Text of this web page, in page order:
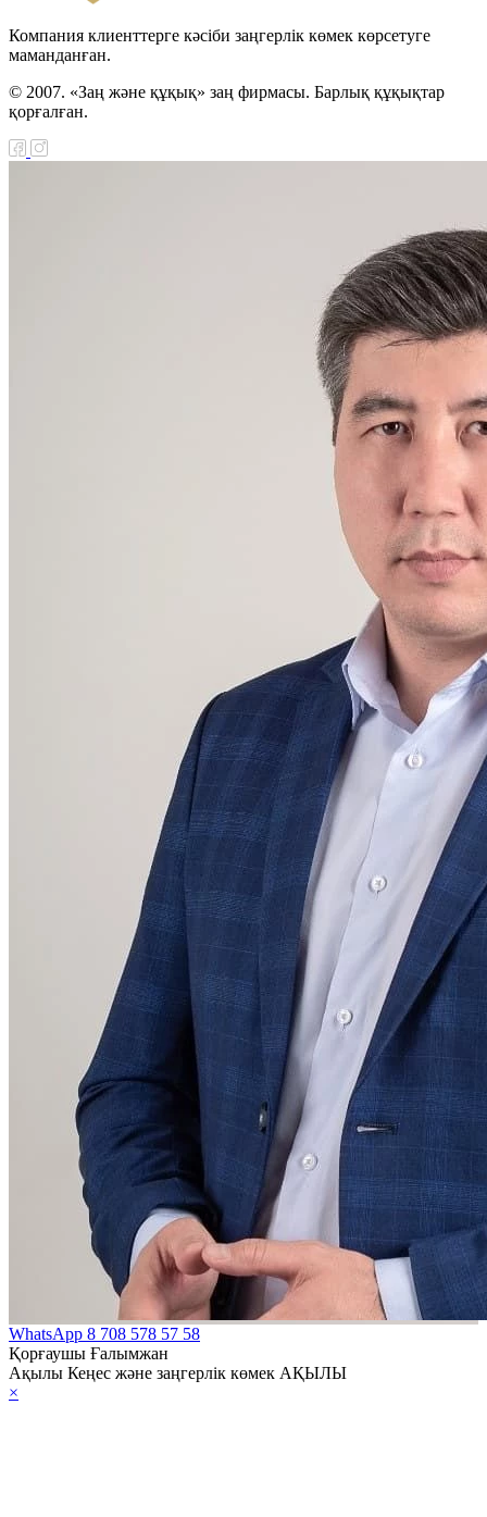
Компания клиенттерге кәсіби заңгерлік көмек көрсетуге
маманданған.
© 2007. «Заң және құқық» заң фирмасы. Барлық құқықтар
қорғалған.
WhatsApp 8 708 578 57 58
Қорғаушы Ғалымжан
Ақылы Кеңес және заңгерлік көмек АҚЫЛЫ
×